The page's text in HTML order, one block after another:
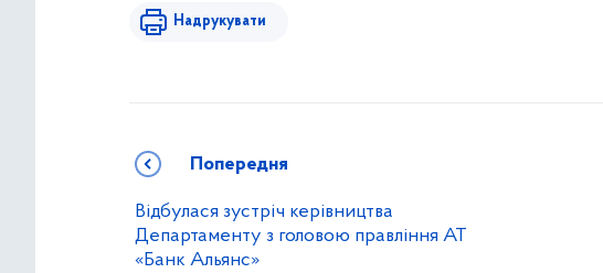
Надрукувати
Попередня
Відбулася зустріч керівництва
Департаменту з головою правління АТ
«Банк Альянс»